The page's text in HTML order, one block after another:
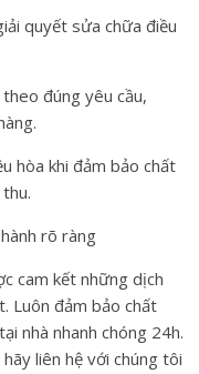
quyết sửa chữa điều
đúng yêu cầu,
hòa khi đảm bảo chất
rõ ràng
cam kết những dịch
Luôn đảm bảo chất
nhà nhanh chóng 24h.
liên hệ với chúng tôi